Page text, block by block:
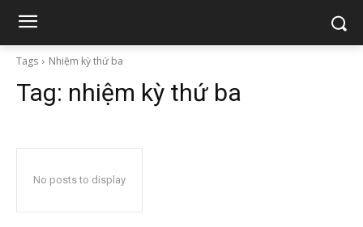
Tags Nhiệm kỳ thứ ba
Tag: nhiệm kỳ thứ ba
No posts to display